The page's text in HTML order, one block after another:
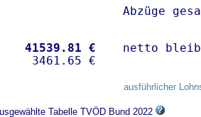
Abzüge
41539.81 €
netto
ausführlicher
Tabelle TVÖD Bund 2022